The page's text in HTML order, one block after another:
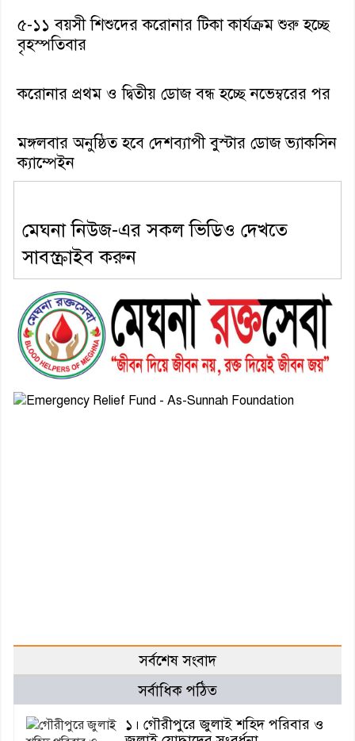
৫-১১ বয়সী শিশুদের করোনার টিকা কার্যক্রম শুরু হচ্ছে
বৃহস্পতিবার
করোনার প্রথম ও দ্বিতীয় ডোজ বন্ধ হচ্ছে নভেম্বরের পর
মঙ্গলবার অনুষ্ঠিত হবে দেশব্যাপী বুস্টার ডোজ ভ্যাকসিন
ক্যাম্পেইন
মেঘনা নিউজ-এর সকল ভিডিও দেখতে
সাবস্ক্রাইব করুন
সর্বশেষ সংবাদ
সর্বাধিক পঠিত
১। গৌরীপুরে জুলাই শহিদ পরিবার ও